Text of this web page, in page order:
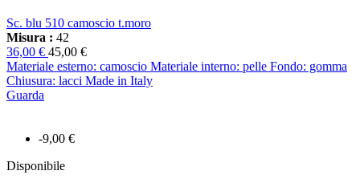
-9,00 €
Disponibile
Sc. blu 510 camoscio t.moro
Misura : 42
36,00 € 45,00 €
Materiale esterno: camoscio Materiale interno: pelle Fondo: gomma
Chiusura: lacci Made in Italy
Guarda